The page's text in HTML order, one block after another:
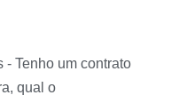
- Tenho um contrato
qual o